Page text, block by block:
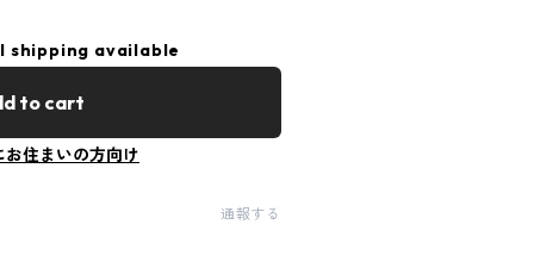
shipping available
to cart
お住まいの方向け
通報する